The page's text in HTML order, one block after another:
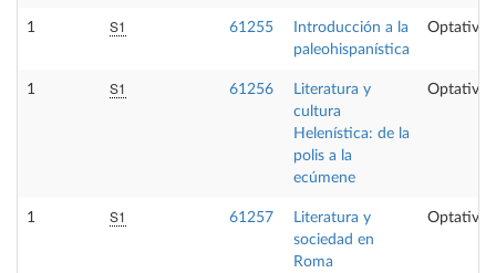
1 S1 61255
Introducción a la
paleohispanística
Optativa
1 S1 61256
Literatura y
cultura
Helenística: de la
polis a la
ecúmene
Optativa
1 S1 61257
Literatura y
sociedad en
Roma
Optativa